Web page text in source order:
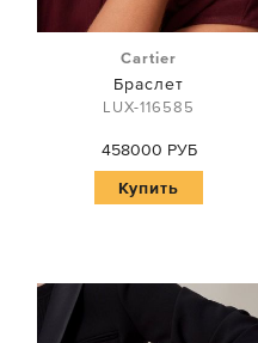
Cartier
Браслет
LUX-116585
458000 РУБ
Купить